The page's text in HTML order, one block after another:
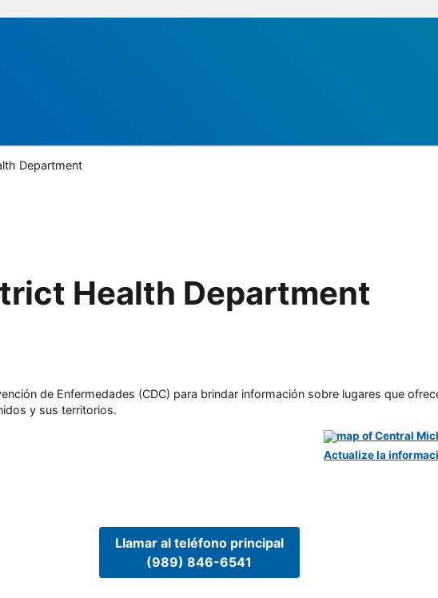
Department
Health Department
de Enfermedades (CDC) para brindar información sobre lugares que
y sus territorios.
Llamar al teléfono principal
(989) 846-6541
Actualize la